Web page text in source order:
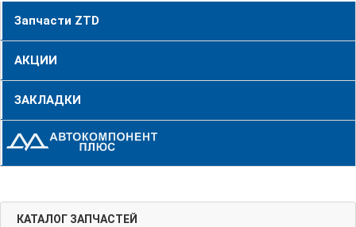
Запчасти ZTD
АКЦИИ
ЗАКЛАДКИ
КАТАЛОГ ЗАПЧАСТЕЙ